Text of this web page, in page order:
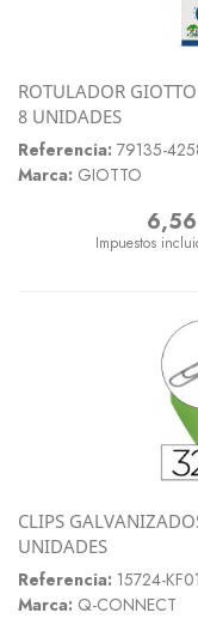
ROTULADOR
8 UNIDADES
Referencia: 79135-
Marca: GIOTTO
Impuestos
CLIPS
UNIDADES
Referencia: 15724-
Marca: Q-CONNECT